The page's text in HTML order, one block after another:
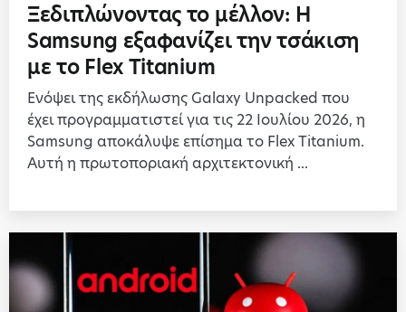
Ξεδιπλώνοντας το μέλλον: Η
Samsung εξαφανίζει την τσάκιση
με το Flex Titanium
Ενόψει της εκδήλωσης Galaxy Unpacked που
έχει προγραμματιστεί για τις 22 Ιουλίου 2026, η
Samsung αποκάλυψε επίσημα το Flex Titanium.
Αυτή η πρωτοποριακή αρχιτεκτονική ...